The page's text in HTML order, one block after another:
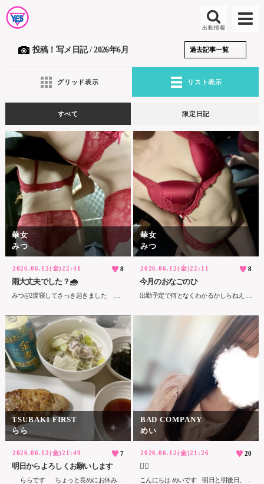
投稿！写メ日記 / 2026年6月
グリッド表示 リスト表示
すべて 限定日記
華女
みつ
2026.06.12(金)22:41 8
雨大丈夫でした？🌧
華女
みつ
2026.06.12(金)22:11 8
今月のおなごのひ
TSUBAKI FIRST
らら
2026.06.12(金)21:49 7
明日からよろしくお願いします
ららです ちょっと長めにお休みいただきました 腰もだいぶ良くなって本当に良かった〜 日記も数日書けず、すみません 明日から予定通り出勤します あと、現段階で出勤が確定してる日はシフト申請しました まだ増えると思いますので その都度、お知らせしますね それでは、おやすみなさい
BAD COMPANY
めい
2026.06.12(金)21:26 20
🙇‍♀️